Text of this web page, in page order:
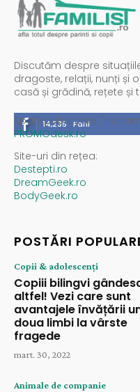
Discutăm despre
dragoste, relații, nunți și
casă și grădină, rețete și
14,235 Fani
Spații publicitare /
PROMOdesk.ro
Site-uri din rețea:
Destepti.ro
DreamGeek.ro
BodyGeek.ro
POSTĂRI
Copii & adolescenți
Copiii bilingvi
altfel! Vezi care sunt
avantajele învățării
doua limbi la vârste
fragede
mart. 30, 2022
Animale de companie